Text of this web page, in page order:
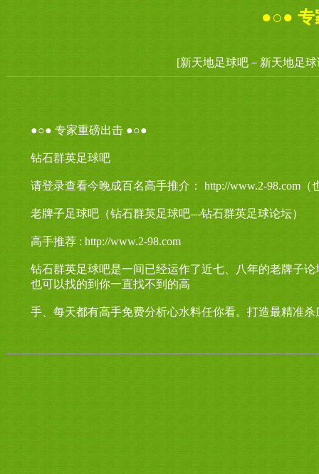
●○● 专
[新天地足球吧－新天地足
●○● 专家重磅出击 ●○●
钻石群英足球吧
请登录查看今晚成百名高手推介： http://www.2-98.com
老牌子足球吧（钻石群英足球吧---钻石群英足球论坛）
高手推荐 : http://www.2-98.com
钻石群英足球吧是一间已经运作了近七、八年的老牌子
也可以找的到你一直找不到的高
手、每天都有高手免费分析心水料任你看。打造最精准